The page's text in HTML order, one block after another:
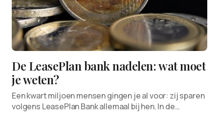
De LeasePlan bank nadelen: wat moet
je weten?
Een kwart miljoen mensen gingen je al voor: zij sparen
volgens LeasePlan Bank allemaal bij hen. In de…